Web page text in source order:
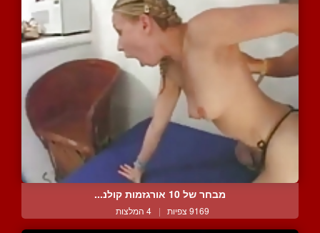
מבחר של 10 אורגזמות קולנ...
9169 צפיות | 4 המלצות